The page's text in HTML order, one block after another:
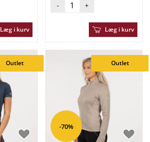
Læg i kurv
- +
Læg i kurv
Outlet
-70%
Outlet